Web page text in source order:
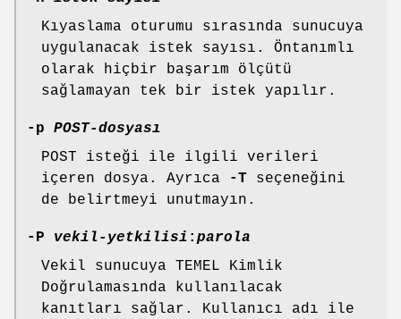
Kıyaslama oturumu sırasında sunucuya
uygulanacak istek sayısı. Öntanımlı
olarak hiçbir başarım ölçütü
sağlamayan tek bir istek yapılır.
-p
POST-dosyası
POST isteği ile ilgili verileri
içeren dosya. Ayrıca
-T seçeneğini
de belirtmeyi unutmayın.
-P vekil-yetkilisi : parola
Vekil sunucuya TEMEL Kimlik
Doğrulamasında kullanılacak
kanıtları sağlar. Kullanıcı adı ile